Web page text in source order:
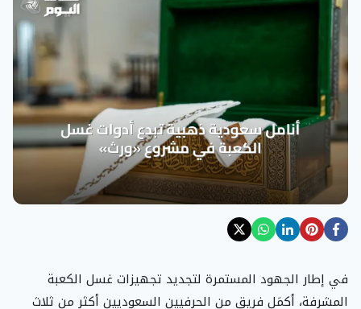
في إطار الجهود المستمرة لتجديد تجهيزات غسل الكعبة
المشرفة، أكمَل فريق من الحرفيين السعوديين أكثر من ثلاث